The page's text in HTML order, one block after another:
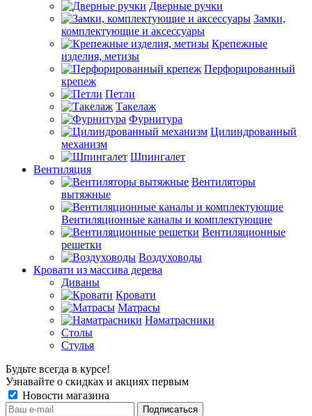
Дверные ручки
Замки,
комплектующие и аксессуары
Крепежные
изделия, метизы
Перфорированный
крепеж
Петли
Такелаж
Фурнитура
Цилиндрованный
механизм
Шпингалет
Вентиляция
Вентиляторы
вытяжные
Вентиляционные каналы и комплектующие
Вентиляционные
решетки
Воздуховоды
Кровати из массива дерева
Диваны
Кровати
Матрасы
Наматрасники
Столы
Стулья
Будьте всегда в курсе!
Узнавайте о скидках и акциях первым
Новости магазина